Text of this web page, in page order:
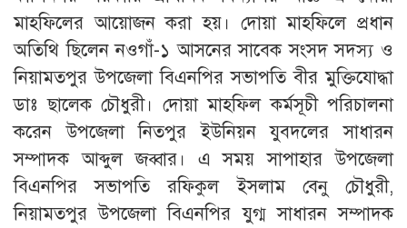
মাহফিলের আয়োজন করা হয়। দোয়া মাহফিলে প্রধান
অতিথি ছিলেন নওগাঁ-১ আসনের সাবেক সংসদ সদস্য ও
নিয়ামতপুর উপজেলা বিএনপির সভাপতি বীর মুক্তিযোদ্ধা
ডাঃ ছালেক চৌধুরী। দোয়া মাহফিল কর্মসূচী পরিচালনা
করেন উপজেলা নিতপুর ইউনিয়ন যুবদলের সাধারন
সম্পাদক আব্দুল জব্বার। এ সময় সাপাহার উপজেলা
বিএনপির সভাপতি রফিকুল ইসলাম বেনু চৌধুরী,
নিয়ামতপুর উপজেলা বিএনপির যুগ্ম সাধারন সম্পাদক